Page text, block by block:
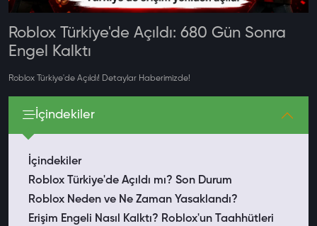
Roblox Türkiye'de Açıldı: 680 Gün Sonra
Engel Kalktı
Roblox Türkiye'de Açıldı! Detaylar Haberimizde!
İçindekiler
İçindekiler
Roblox Türkiye'de Açıldı mı? Son Durum
Roblox Neden ve Ne Zaman Yasaklandı?
Erişim Engeli Nasıl Kalktı? Roblox'un Taahhütleri